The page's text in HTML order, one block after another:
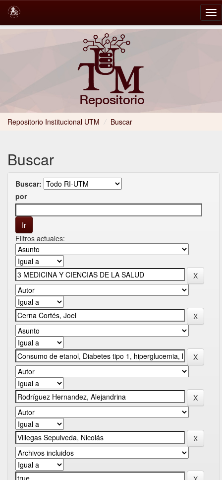
Repositorio Institucional UTM / Buscar
Buscar
Buscar:
por
Filtros actuales: